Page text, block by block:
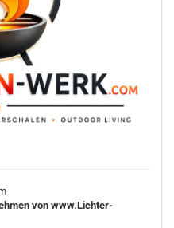
von www.Lichter-